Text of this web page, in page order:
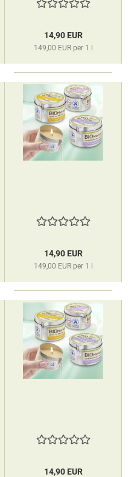
14,90 EUR
149,00 EUR per 1 l
14,90 EUR
149,00 EUR per 1 l
14,90 EUR